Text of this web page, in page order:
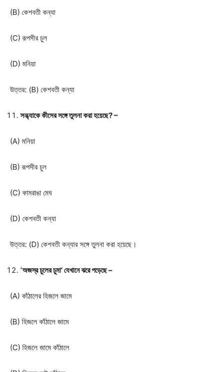
(B) কেশবতী কন্যা
(C) রূপসীর চুল
(D) মনিয়া
উত্তর: (B) কেশবতী কন্যা
সন্ধ্যাকে কীসের সঙ্গে তুলনা করা হয়েছে? –
(A) মনিয়া
(B) রূপসীর চুল
(C) কামরাঙা মেঘ
(D) কেশবতী কন্যা
উত্তর: (D) কেশবতী কন্যার সঙ্গে তুলনা করা হয়েছে।
‘অজস্র চুলের চুমা’ যেখানে ঝরে পড়েছে –
(A) কাঁঠালের হিজলে জামে
(B) হিজলে কাঁঠালে জামে
(C) হিজলে জামে কাঁঠালে